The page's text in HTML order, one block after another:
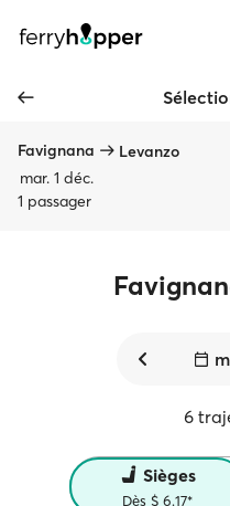
Favignana
Levanzo
mar. 1 déc.
1 passager
6
Sièges
Dès $ 6.17*